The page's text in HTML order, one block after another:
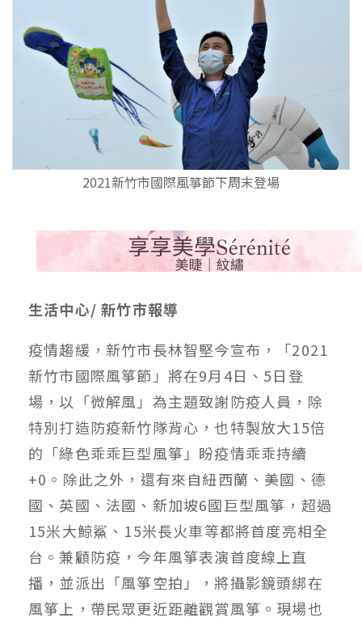
2021新竹市國際風箏節下周末登場
生活中心/ 新竹市報導
疫情趨緩，新竹市長林智堅今宣布，「2021
新竹市國際風箏節」將在9月4日、5日登
場，以「微解風」為主題致謝防疫人員，除
特別打造防疫新竹隊背心，也特製放大15倍
的「綠色乖乖巨型風箏」盼疫情乖乖持續
+0。除此之外，還有來自紐西蘭、美國、德
國、英國、法國、新加坡6國巨型風箏，超過
15米大鯨鯊、15米長火車等都將首度亮相全
台。兼顧防疫，今年風箏表演首度線上直
播，並派出「風箏空拍」，將攝影鏡頭綁在
風箏上，帶民眾更近距離觀賞風箏。現場也